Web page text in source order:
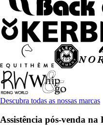
Descubra todas as nossas marcas
Assistência pós-venda na